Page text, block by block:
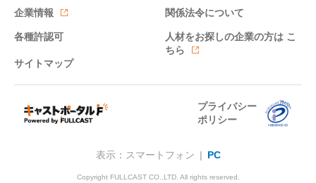
企業情報 関係法令について
各種許認可 人材をお探しの企業の方は こ
ちら
サイトマップ
プライバシー
ポリシー
表示：スマートフォン | PC
Copyright FULLCAST CO.,LTD. All rights reserved.